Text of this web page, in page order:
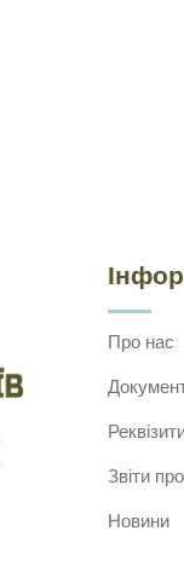
Про нас
Звіти
Новини